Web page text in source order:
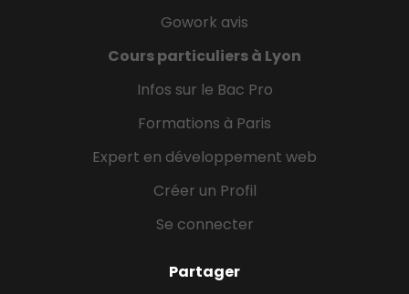
Gowork avis
Cours particuliers à Lyon
Infos sur le Bac Pro
Formations à Paris
Expert en développement web
Créer un Profil
Se connecter
Partager